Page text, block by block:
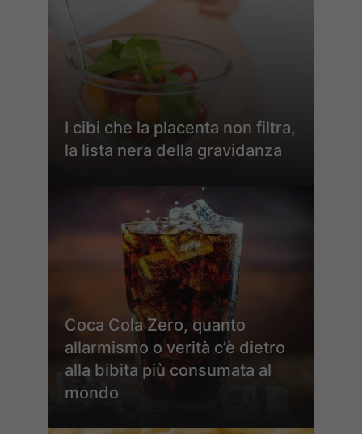
I cibi che la placenta non filtra,
la lista nera della gravidanza
Coca Cola Zero, quanto
allarmismo o verità c’è dietro
alla bibita più consumata al
mondo